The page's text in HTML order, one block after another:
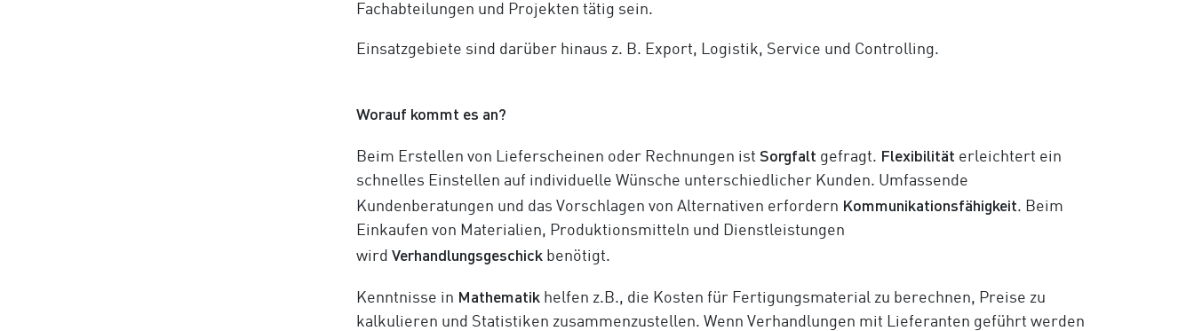
Fachabteilungen und Projekten tätig sein.
Einsatzgebiete sind darüber hinaus z. B. Export, Logistik, Service und Controlling.
Worauf kommt es an?
Beim Erstellen von Lieferscheinen oder Rechnungen ist Sorgfalt gefragt. Flexibilität erleichtert ein
schnelles Einstellen auf individuelle Wünsche unterschiedlicher Kunden. Umfassende
Kundenberatungen und das Vorschlagen von Alternativen erfordern Kommunikationsfähigkeit. Beim
Einkaufen von Materialien, Produktionsmitteln und Dienstleistungen
wird Verhandlungsgeschickbenötigt.
Kenntnisse in Mathematikhelfen z.B., die Kosten für Fertigungsmaterial zu berechnen, Preise zu
kalkulieren und Statistiken zusammenzustellen. Wenn Verhandlungen mit Lieferanten geführt werden